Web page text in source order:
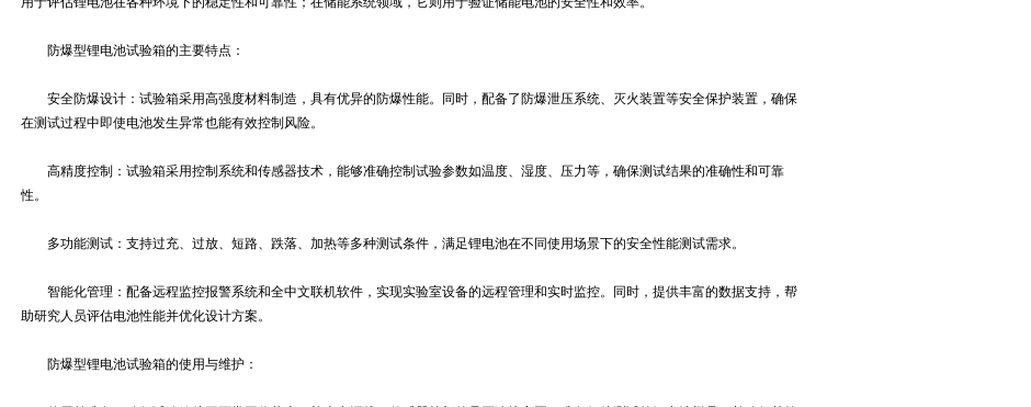
防爆型锂电池试验箱的主要特点：
安全防爆设计：试验箱采用高强度材料制造，具有优异的防爆性能。同时，配备了防爆泄压系统、灭火装置等安全保护装置，确保
在测试过程中即使电池发生异常也能有效控制风险。
高精度控制：试验箱采用控制系统和传感器技术，能够准确控制试验参数如温度、湿度、压力等，确保测试结果的准确性和可靠
性。
多功能测试：支持过充、过放、短路、跌落、加热等多种测试条件，满足锂电池在不同使用场景下的安全性能测试需求。
智能化管理：配备远程监控报警系统和全中文联机软件，实现实验室设备的远程管理和实时监控。同时，提供丰富的数据支持，帮
助研究人员评估电池性能并优化设计方案。
防爆型锂电池试验箱的使用与维护：